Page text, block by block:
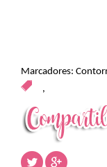
Marcadores:
,